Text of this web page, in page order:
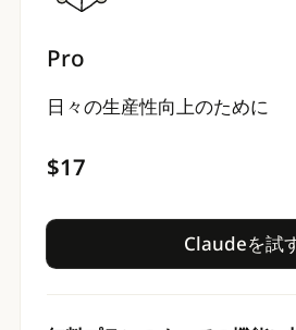
Pro
日々の生産性向上のために
$17
Claudeを試